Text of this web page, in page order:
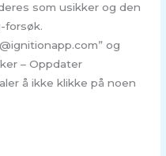
som usikker og den
forsøk.
og
– Oppdater
å ikke klikke på noen